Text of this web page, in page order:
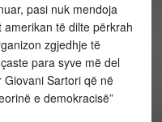
pasi nuk mendoja
të dilte përkrah
zgjedhje të
para syve më del
Sartori që në
e demokracisë”